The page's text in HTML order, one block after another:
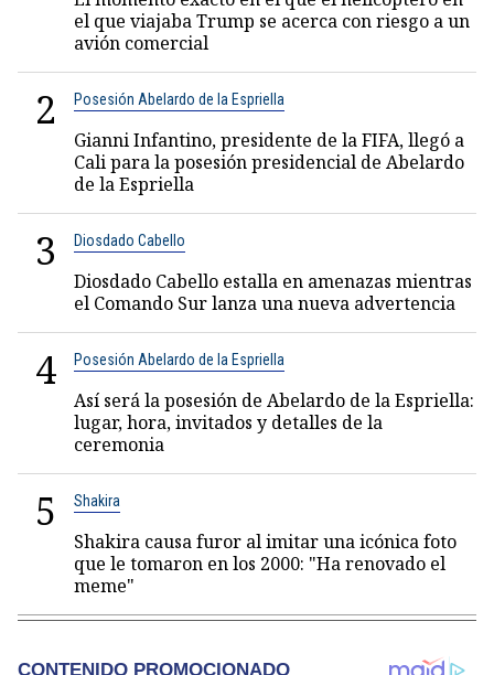
el que viajaba Trump se acerca con riesgo a un
avión comercial
2 Posesión Abelardo de la Espriella
Gianni Infantino, presidente de la FIFA, llegó a
Cali para la posesión presidencial de Abelardo
de la Espriella
3 Diosdado Cabello
Diosdado Cabello estalla en amenazas mientras
el Comando Sur lanza una nueva advertencia
4 Posesión Abelardo de la Espriella
Así será la posesión de Abelardo de la Espriella:
lugar, hora, invitados y detalles de la
ceremonia
5 Shakira
Shakira causa furor al imitar una icónica foto
que le tomaron en los 2000: "Ha renovado el
meme"